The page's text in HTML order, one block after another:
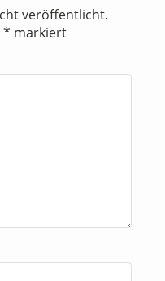
veröffentlicht.
* markiert